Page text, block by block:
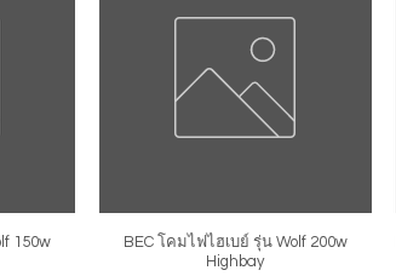
150w
ดูข้อมูลด่วน
BEC โคมไฟไฮเบย์ รุ่น Wolf 200w
Highbay